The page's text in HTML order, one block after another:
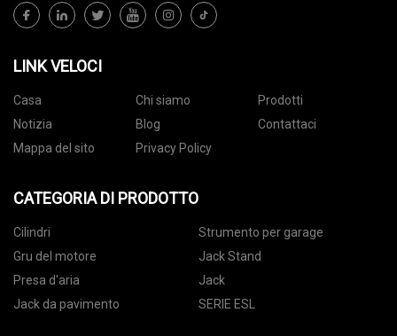
LINK VELOCI
Casa Chi siamo
Prodotti
Notizia
Blog
Contattaci
Mappa del sito
Privacy Policy
CATEGORIA DI PRODOTTO
Cilindri
Strumento per garage
Gru del motore
Jack Stand
Presa d'aria
Jack
Jack da pavimento
SERIE ESL